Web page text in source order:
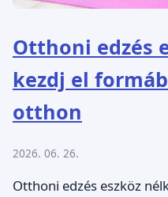
Otthoni edzés
kezdj el
otthon
2026. 06. 26.
Otthoni edzés eszköz